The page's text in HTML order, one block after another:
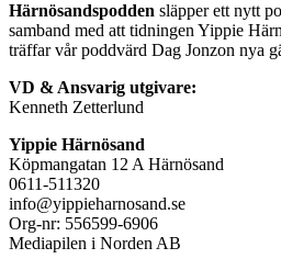
Härnösandspodden släpper ett nytt
samband med att tidningen Yippie
träffar vår poddvärd Dag Jonzon nya
VD & Ansvarig utgivare:
Kenneth Zetterlund
Yippie Härnösand
Köpmangatan 12 A Härnösand
0611-511320
info@yippieharnosand.se
Org-nr: 556599-6906
Mediapilen i Norden AB